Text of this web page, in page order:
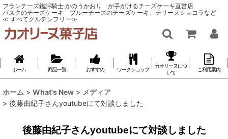
フランチーズ鑑評騎士 かのうかおり が手がけるチーズケーキ直営店
バスクのチーズケーキ ブルーチーズのチーズケーキ、テリーヌショコラなど
≪ すべてグルテンフリー≫
ホーム 商品一覧 おすすめ ワークショップ
カオリーヌにつ
いて
ご利用案内
ホーム > What's New > メディア
> 後藤由紀子さんyoutubeにて対談しました
後藤由紀子さんyoutubeにて対談しました